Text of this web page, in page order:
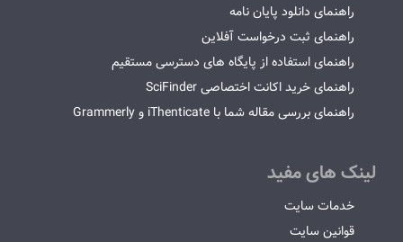
راهنمای دانلود پایان نامه
راهنمای ثبت درخواست آفلاین
راهنمای استفاده از پایگاه های دسترسی مستقیم
راهنمای خرید اکانت اختصاصی SciFinder
راهنمای بررسی مقاله شما با iThenticate و Grammerly
لینک های مفید
خدمات سایت
قوانین سایت